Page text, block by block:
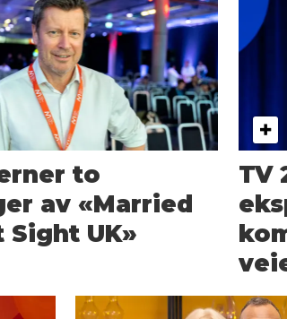
to
av «Married
Sight UK»
TV